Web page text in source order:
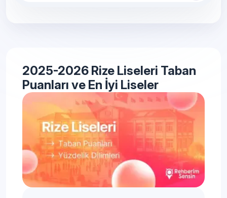
2025-2026 Rize Liseleri Taban
Puanları ve En İyi Liseler